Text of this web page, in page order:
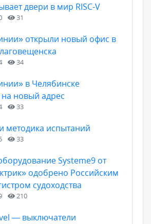
двери в мир RISC-V
31
открыли новый офис в
34
в Челябинске
новый адрес
33
методика испытаний
33
Systeme9 от
одобрено Российским
судоходства
210
— выключатели